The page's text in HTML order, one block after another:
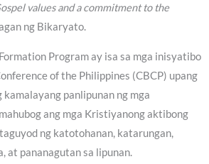
values and a commitment to the
ng Bikaryato.
Program ay isa sa mga inisyatibo
of the Philippines (CBCP) upang
panlipunan ng mga
ang mga Kristiyanong aktibong
ng katotohanan, katarungan,
at pananagutan sa lipunan.